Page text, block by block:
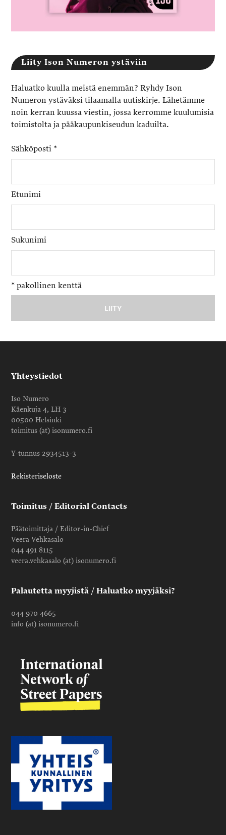
Liity Ison Numeron ystäviin
Haluatko kuulla meistä enemmän? Ryhdy Ison
Numeron ystäväksi tilaamalla uutiskirje. Lähetämme
noin kerran kuussa viestin, jossa kerromme kuulumisia
toimistolta ja pääkaupunkiseudun kaduilta.
Sähköposti *
Etunimi
Sukunimi
* pakollinen kenttä
Yhteystiedot
Iso Numero
Käenkuja 4, LH 3
00500 Helsinki
toimitus (at) isonumero.fi
Y-tunnus 2934513-3
Rekisteriseloste
Toimitus / Editorial Contacts
Päätoimittaja / Editor-in-Chief
Veera Vehkasalo
044 491 8115
veera.vehkasalo (at) isonumero.fi
Palautetta myyjistä / Haluatko myyjäksi?
044 970 4665
info (at) isonumero.fi